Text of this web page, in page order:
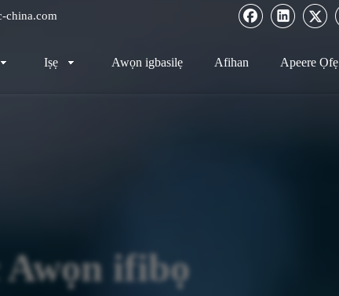
china.com
Iṣẹ Awọn igbasilẹ Afihan Apeere Ọfẹ
ifibọ